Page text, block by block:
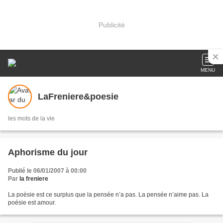
Publicité
MENU
LaFreniere&poesie
les mots de la vie
Aphorisme du jour
Publié le 06/01/2007 à 00:00
Par la freniere
La poésie est ce surplus que la pensée n’a pas. La pensée n’aime pas. La
poésie est amour.